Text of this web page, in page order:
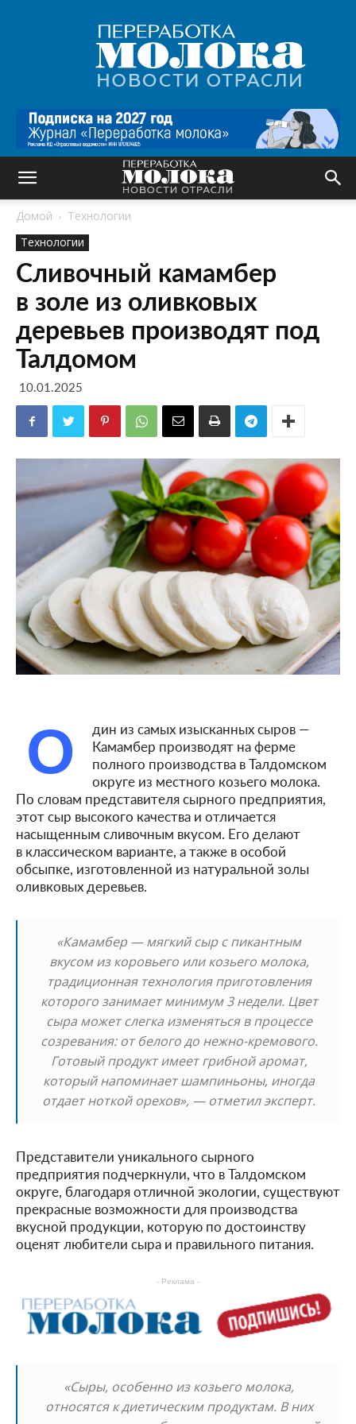
Переработка
молока
|
Новости
Домой
Технологии
Технологии
Сливочный камамбер
в золе из оливковых
деревьев производят под
Талдомом
10.01.2025
О
дин из самых изысканных сыров —
Камамбер производят на ферме
полного производства в Талдомском
округе из местного козьего молока.
По словам представителя сырного предприятия,
этот сыр высокого качества и отличается
насыщенным сливочным вкусом. Его делают
в классическом варианте, а также в особой
обсыпке, изготовленной из натуральной золы
оливковых деревьев.
«Камамбер — мягкий сыр с пикантным
вкусом из коровьего или козьего молока,
традиционная технология приготовления
которого занимает минимум 3 недели. Цвет
сыра может слегка изменяться в процессе
созревания: от белого до нежно-кремового.
Готовый продукт имеет грибной аромат,
который напоминает шампиньоны, иногда
отдает ноткой орехов», — отметил эксперт.
Представители уникального сырного
предприятия подчеркнули, что в Талдомском
округе, благодаря отличной экологии, существуют
прекрасные возможности для производства
вкусной продукции, которую по достоинству
оценят любители сыра и правильного питания.
- Реклама -
«Сыры, особенно из козьего молока,
относятся к диетическим продуктам. В них